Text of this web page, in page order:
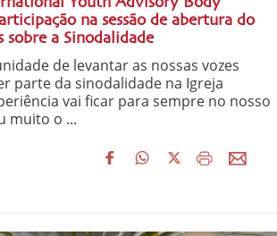
na sessão de abertura do
sobre a Sinodalidade
de levantar as nossas vozes
parte da sinodalidade na Igreja
vai ficar para sempre no nosso
muito o ...